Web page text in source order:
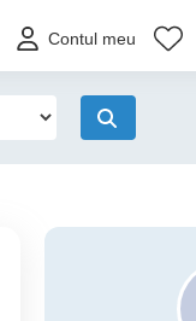
Contul meu